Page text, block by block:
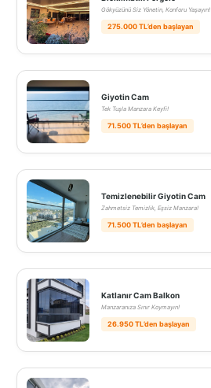
Gökyüzünü Siz Yönetin, Konforu Yaşayın!
275.000 TL’den başlayan
Giyotin Cam
Tek Tuşla Manzara Keyfi!
71.500 TL’den başlayan
Temizlenebilir Giyotin Cam
Zahmetsiz Temizlik, Eşsiz Manzara!
71.500 TL’den başlayan
Katlanır Cam Balkon
Manzaranıza Sınır Koymayın!
26.950 TL’den başlayan